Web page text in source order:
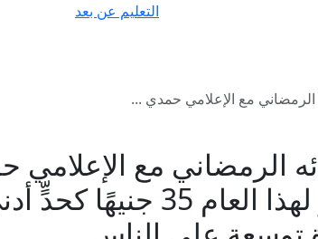
التعليم عن بعد
الرمضاني مع الإعلامي حمدي ...
الرمضاني مع الإعلامي
رزق: - قيمة زكاة الفطر لهذا العام